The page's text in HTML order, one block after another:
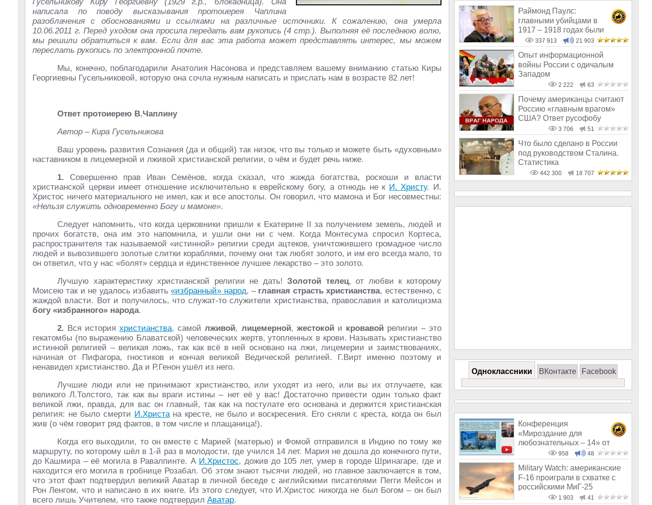
написала по поводу высказывания протоиерея Чаплина
разоблачения с обоснованиями и ссылками на различные источники. К сожалению, она умерла
10.06.2011 г. Перед уходом она просила передать вам рукопись (4 стр.). Выполняя её последнюю волю,
мы решили обратиться к вам. Если для вас эта работа может представлять интерес, мы можем
переслать рукопись по электронной почте.
Мы, конечно, поблагодарили Анатолия Насонова и представляем вашему вниманию статью Киры
Георгиевны Гусельниковой, которую она сочла нужным написать и прислать нам в возрасте 82 лет!
Ответ протоиерею В.Чаплину
Автор – Кира Гусельникова
Ваш уровень развития Сознания (да и общий) так низок, что вы только и можете быть «духовным»
наставником в лицемерной и лживой христианской религии, о чём и будет речь ниже.
1. Совершенно прав Иван Семёнов, когда сказал, что жажда богатства, роскоши и власти
христианской церкви имеет отношение исключительно к еврейскому богу, а отнюдь не к И. Христу. И.
Христос ничего материального не имел, как и все апостолы. Он говорил, что мамона и Бог несовместны:
«Нельзя служить одновременно Богу и мамоне».
Следует напомнить, что когда церковники пришли к Екатерине II за получением земель, людей и
прочих богатств, она им это напомнила, и ушли они ни с чем. Когда Монтесума спросил Кортеса,
распространителя так называемой «истинной» религии среди ацтеков, уничтожившего громадное число
людей и вывозившего золотые слитки кораблями, почему они так любят золото, и им его всегда мало, то
он ответил, что у нас «болят» сердца и единственное лучшее лекарство – это золото.
Лучшую характеристику христианской религии не дать!Золотой телец, от любви к которому
Моисею так и не удалось избавить«избранный» народ, – главная страсть христианства, естественно, с
жаждой власти. Вот и получилось, что служат-то служители христианства, православия и католицизма
богу «избранного» народа.
2. Вся историяхристианства, самойлживой, лицемерной, жестокойи кровавойрелигии – это
гекатомбы (по выражению Блаватской) человеческих жертв, утопленных в крови. Называть христианство
истинной религией – великая ложь, так как всё в ней основано на лжи, лицемерии и заимствованиях,
начиная от Пифагора, гностиков и кончая великой Ведической религией. Г.Вирт именно поэтому и
ненавидел христианство. Да и Р.Генон ушёл из него.
Лучшие люди или не принимают христианство, или уходят из него, или вы их отлучаете, как
великого Л.Толстого, так как вы враги истины – нет её у вас! Достаточно привести один только факт
великой лжи, правда, для вас он главный, так как на постулате его основана и держится христианская
религия: не было смерти И.Христана кресте, не было и воскресения. Его сняли с креста, когда он был
жив (о чём говорит ряд фактов, в том числе и плащаница!).
Когда его выходили, то он вместе с Марией (матерью) и Фомой отправился в Индию по тому же
маршруту, по которому шёл в 1-й раз в молодости, где учился 14 лет. Мария не дошла до конечного пути,
до Кашмира – её могила в Равалпинте. А И.Христос, дожив до 105 лет, умер в городе Шринагаре, где и
находится его могила в гробнице Розабал. Об этом знают тысячи людей, но главное заключается в том,
что этот факт подтвердил великий Аватар в личной беседе с английскими писателями Пегги Мейсон и
Рон Ленгом, что и написано в их книге. Из этого следует, что И.Христос никогда не был Богом – он был
всего лишь Учителем, что также подтвердил Аватар.
Раймонд Паулс:
главными убийцами в
1917 – 1918 годах были
латыши и евреи, а не русс
337 913 21 903
Опыт информационной
войны России с одичалым
Западом
2 222 63
Почему американцы считают
Россию «главным врагом»
США? Ответ русофобу
Познеру
3 706 51
Что было сделано в России
под руководством Сталина.
Статистика
442 300 18 707
Одноклассники ВКонтакте Facebook
Конференция
«Мироздание для
любознательных – 14» от
22.11.2020 Дмитрий Байда
958 48
Military Watch: американские
F-16 проиграли в схватке с
российскими МиГ-25
1 903 41